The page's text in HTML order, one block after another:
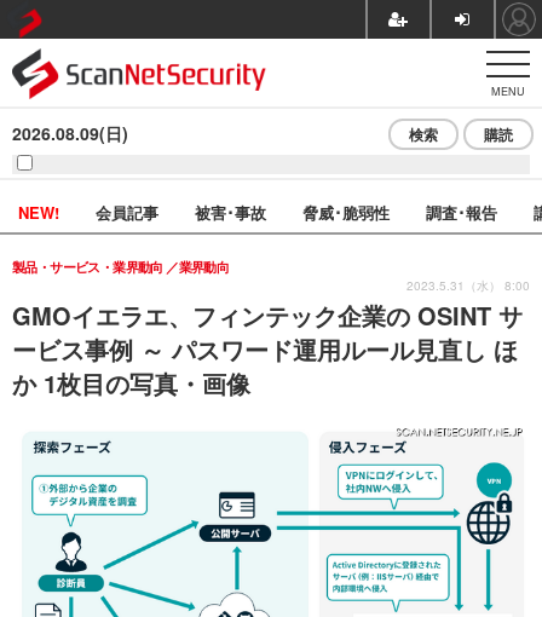
MENU
2026.08.09(日) 検索 購読
NEW! 会員記事 被害･事故 脅威･脆弱性 調査･報告
GMOイエラエ、フィンテック企業の OSINT サ
ービス事例 ～ パスワード運用ルール見直し ほ
か 1枚目の写真・画像
製品・サービス・業界動向 業界動向
2023.5.31（水） 8:00